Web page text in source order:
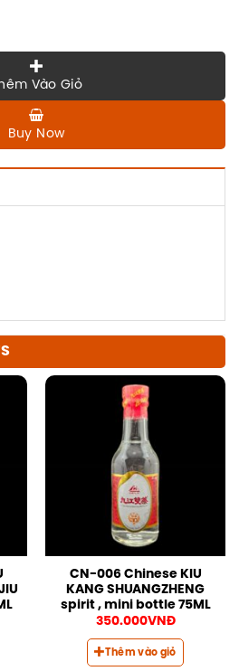
Vào Giỏ
Buy Now
CN-006 Chinese KIU
KANG SHUANGZHENG
spirit , mini bottle 75ML
350.000VNĐ
Thêm vào giỏ